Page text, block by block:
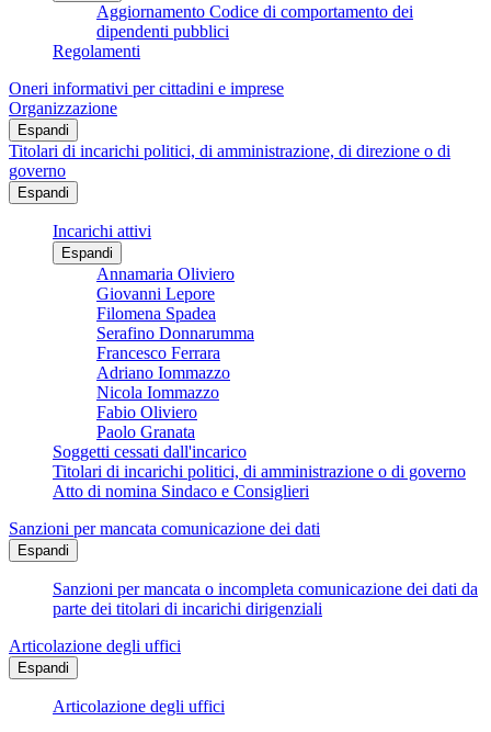
Aggiornamento Codice di comportamento dei
dipendenti pubblici
Regolamenti
Oneri informativi per cittadini e imprese
Organizzazione
Espandi
Titolari di incarichi politici, di amministrazione, di direzione o di
governo
Espandi
Incarichi attivi
Espandi
Annamaria Oliviero
Giovanni Lepore
Filomena Spadea
Serafino Donnarumma
Francesco Ferrara
Adriano Iommazzo
Nicola Iommazzo
Fabio Oliviero
Paolo Granata
Soggetti cessati dall'incarico
Titolari di incarichi politici, di amministrazione o di governo
Atto di nomina Sindaco e Consiglieri
Sanzioni per mancata comunicazione dei dati
Espandi
Sanzioni per mancata o incompleta comunicazione dei dati da
parte dei titolari di incarichi dirigenziali
Articolazione degli uffici
Espandi
Articolazione degli uffici